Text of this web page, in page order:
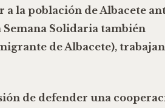
la población de Albacete
Semana Solidaria también
de Albacete),
de defender una